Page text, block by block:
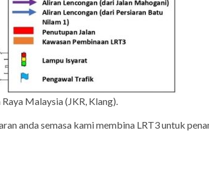
Malaysia (JKR, Klang).
anda semasa kami membina LRT3 untuk